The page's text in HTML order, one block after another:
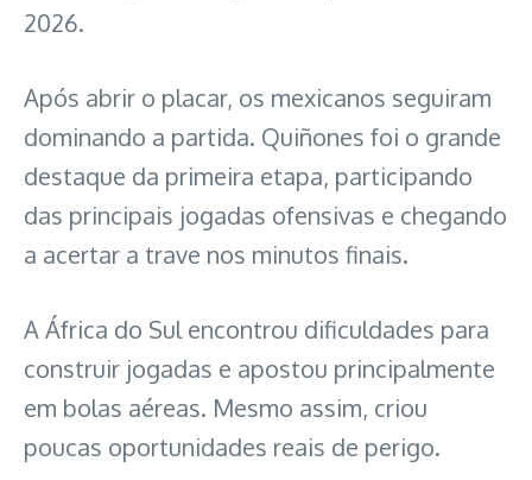
2026.
Após abrir o placar, os mexicanos seguiram
dominando a partida. Quiñones foi o grande
destaque da primeira etapa, participando
das principais jogadas ofensivas e chegando
a acertar a trave nos minutos finais.
A África do Sul encontrou dificuldades para
construir jogadas e apostou principalmente
em bolas aéreas. Mesmo assim, criou
poucas oportunidades reais de perigo.